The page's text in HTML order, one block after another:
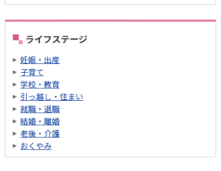
ライフステージ
妊娠・出産
子育て
学校・教育
引っ越し・住まい
就職・退職
結婚・離婚
老後・介護
おくやみ